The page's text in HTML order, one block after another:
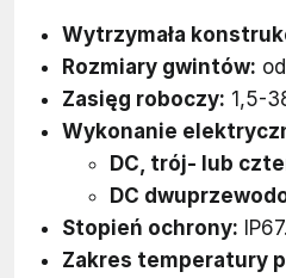
Wytrzymała
Rozmiary gwintów:
Zasięg roboczy: 1,5-
Wykonanie
DC, trój- lub
DC
Stopień ochrony: IP67.
Zakres temperatury